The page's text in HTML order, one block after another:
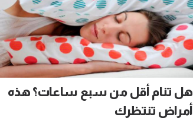
هل تنام أقل من سبع ساعات؟ هذه
أمراض تنتظرك